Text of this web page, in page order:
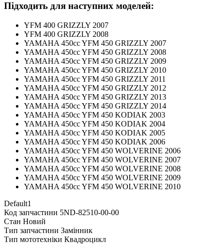
Підходить для наступних моделей:
YFM 400 GRIZZLY 2007
YFM 400 GRIZZLY 2008
YAMAHA 450cc YFM 450 GRIZZLY 2007
YAMAHA 450cc YFM 450 GRIZZLY 2008
YAMAHA 450cc YFM 450 GRIZZLY 2009
YAMAHA 450cc YFM 450 GRIZZLY 2010
YAMAHA 450cc YFM 450 GRIZZLY 2011
YAMAHA 450cc YFM 450 GRIZZLY 2012
YAMAHA 450cc YFM 450 GRIZZLY 2013
YAMAHA 450cc YFM 450 GRIZZLY 2014
YAMAHA 450cc YFM 450 KODIAK 2003
YAMAHA 450cc YFM 450 KODIAK 2004
YAMAHA 450cc YFM 450 KODIAK 2005
YAMAHA 450cc YFM 450 KODIAK 2006
YAMAHA 450cc YFM 450 WOLVERINE 2006
YAMAHA 450cc YFM 450 WOLVERINE 2007
YAMAHA 450cc YFM 450 WOLVERINE 2008
YAMAHA 450cc YFM 450 WOLVERINE 2009
YAMAHA 450cc YFM 450 WOLVERINE 2010
Default1
Код запчастини 5ND-82510-00-00
Стан Новий
Тип запчастини Замінник
Тип мототехніки Квадроцикл